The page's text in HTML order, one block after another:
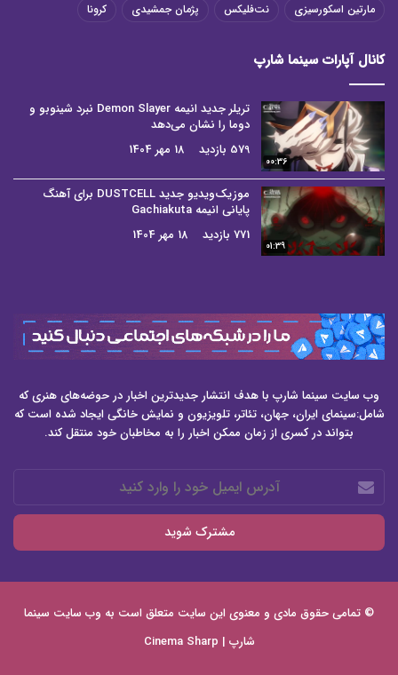
مارتین اسکورسیزی
نت‌فلیکس پژمان جمشیدی کرونا
کانال آپارات سینما شارپ
00:36
تریلر جدید انیمه Demon Slayer نبرد شینوبو و
دوما را نشان می‌دهد
579 بازدید
18 مهر 1404
01:39
موزیک‌ویدیو جدید DUSTCELL برای آهنگ
پایانی انیمه Gachiakuta
771 بازدید
18 مهر 1404
وب سایت سینما شارپ با هدف انتشار جدیدترین اخبار در حوضه‌های هنری که
شامل:سینمای ایران، جهان، تئاتر، تلویزیون و نمایش خانگی ایجاد شده است که
بتواند در کسری از زمان ممکن اخبار را به مخاطبان خود منتقل کند.
آدرس
ایمیل
خود
وارد
© تمامی حقوق مادی و معنوی این سایت متعلق است به وب سایت سینما
شارپ | Cinema Sharp